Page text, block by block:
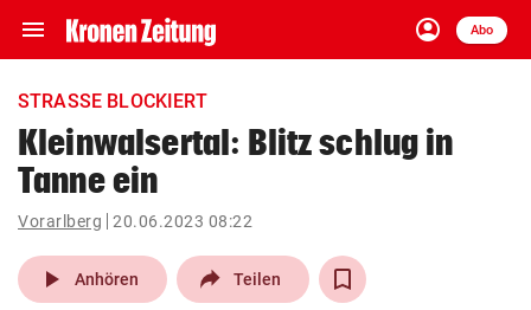
menu Navigation
ein-/ausklappen
account_circle
Anmelden
Abo
close Schließen
account_circle Anmelden
pin_drop
Wien arrow_right
STRASSE BLOCKIERT
Kleinwalsertal: Blitz schlug in
Tanne ein
Vorarlberg 20.06.2023 08:22
play_arrow Anhören Teilen